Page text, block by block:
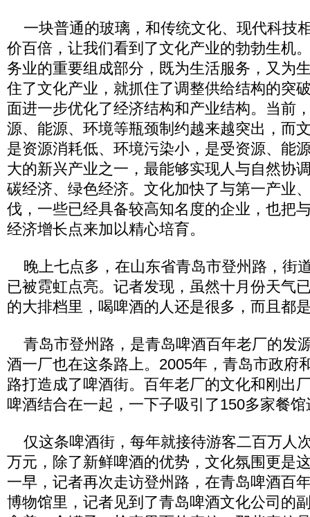
一块普通的玻璃，和传统文化、现代科技
价百倍，让我们看到了文化产业的勃勃生机
务业的重要组成部分，既为生活服务，又为
住了文化产业，就抓住了调整供给结构的突
面进一步优化了经济结构和产业结构。当前
源、能源、环境等瓶颈制约越来越突出，而
是资源消耗低、环境污染小，是受资源、能
大的新兴产业之一，最能够实现人与自然协
碳经济、绿色经济。文化加快了与第一产业
伐，一些已经具备较高知名度的企业，也把
经济增长点来加以精心培育。
晚上七点多，在山东省青岛市登州路，街
已被霓虹点亮。记者发现，虽然十月份天气
的大排档里，喝啤酒的人还是很多，而且都
青岛市登州路，是青岛啤酒百年老厂的发
酒一厂也在这条路上。2005年，青岛市政府
路打造成了啤酒街。百年老厂的文化和刚出
啤酒结合在一起，一下子吸引了150多家餐
仅这条啤酒街，每年就接待游客二百万人
万元，除了新鲜啤酒的优势，文化氛围更是
一早，记者再次走访登州路，在青岛啤酒百
博物馆里，记者见到了青岛啤酒文化公司的